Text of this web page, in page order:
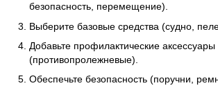
безопасность, перемещение).
Выберите базовые средства (судно,
Добавьте профилактические аксессуары
(противопролежневые).
Обеспечьте безопасность (поручни,